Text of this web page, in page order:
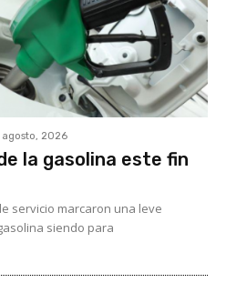
agosto, 2026
la gasolina este fin
servicio marcaron una leve
siendo para